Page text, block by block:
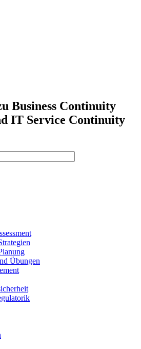
Business Continuity
IT Service Continuity
Übungen